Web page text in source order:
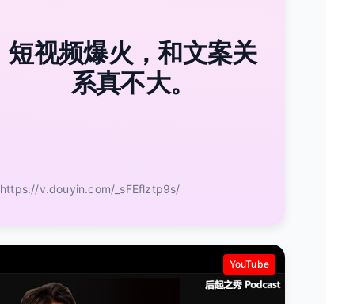
短视频爆火，和文案关
系真不大。
https://v.douyin.com/_sFEflztp9s/
YouTube